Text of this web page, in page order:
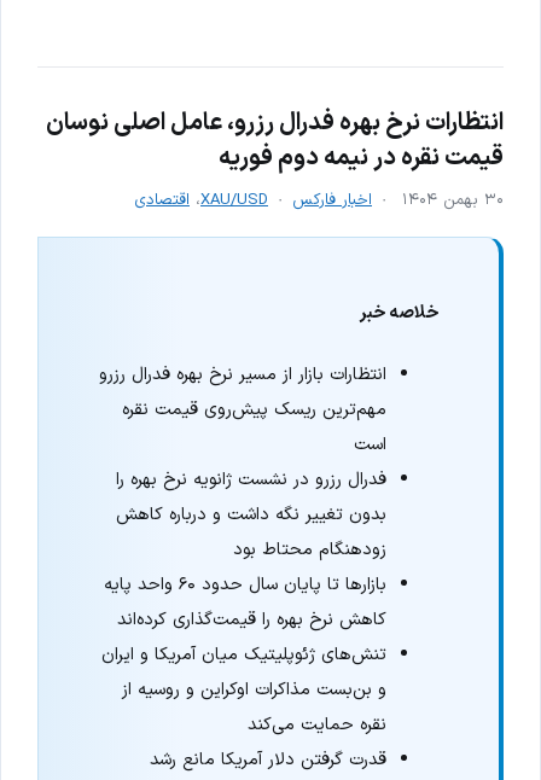
انتظارات نرخ بهره فدرال رزرو، عامل اصلی نوسان
قیمت نقره در نیمه دوم فوریه
۳۰ بهمن ۱۴۰۴ اخبار فارکس XAU/USD، اقتصادی
خلاصه خبر
انتظارات بازار از مسیر نرخ بهره فدرال رزرو
مهم‌ترین ریسک پیش‌روی قیمت نقره
است
فدرال رزرو در نشست ژانویه نرخ بهره را
بدون تغییر نگه داشت و درباره کاهش
زودهنگام محتاط بود
بازارها تا پایان سال حدود ۶۰ واحد پایه
کاهش نرخ بهره را قیمت‌گذاری کرده‌اند
تنش‌های ژئوپلیتیک میان آمریکا و ایران
و بن‌بست مذاکرات اوکراین و روسیه از
نقره حمایت می‌کند
قدرت گرفتن دلار آمریکا مانع رشد